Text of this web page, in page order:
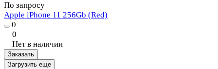
По запросу
Apple iPhone 11 256Gb (Red)
0
0
Нет в наличии
Заказать
Загрузить еще